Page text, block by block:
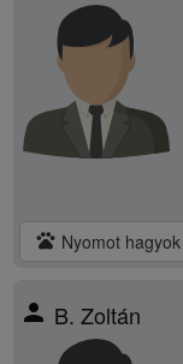
pets Nyomot hagyok
person B. Zoltán